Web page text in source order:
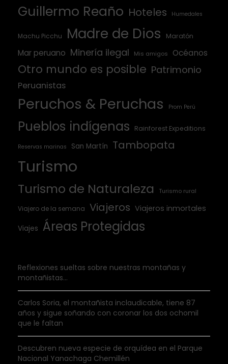
Guillermo Reaño Hoteles Humedales
Machu Picchu Madre de Dios Maratón
Mar peruano Minería ilegal Mis amigos Océanos
Otro mundo es posible Patrimonio
Peruanistas
Peruchos & Peruchas Prom Perú
Pueblos indígenas Rainforest Expeditions
Reservas marinas San Martín Tambopata
Turismo
Turismo de Naturaleza Turismo rural
Viajero de la semana Viajeros Viajeros inmortales
Viajes Áreas Protegidas
Reflexiones sueltas sobre nuestras montañas y
montañistas…
Carlos Soria, el montañista inclaudicable, tiene 87
años y sigue soñando con coronar los dos ochomil
que le faltan
Descubren nueva especie de orquídea en el Parque
Nacional Yanachaga Chemillén